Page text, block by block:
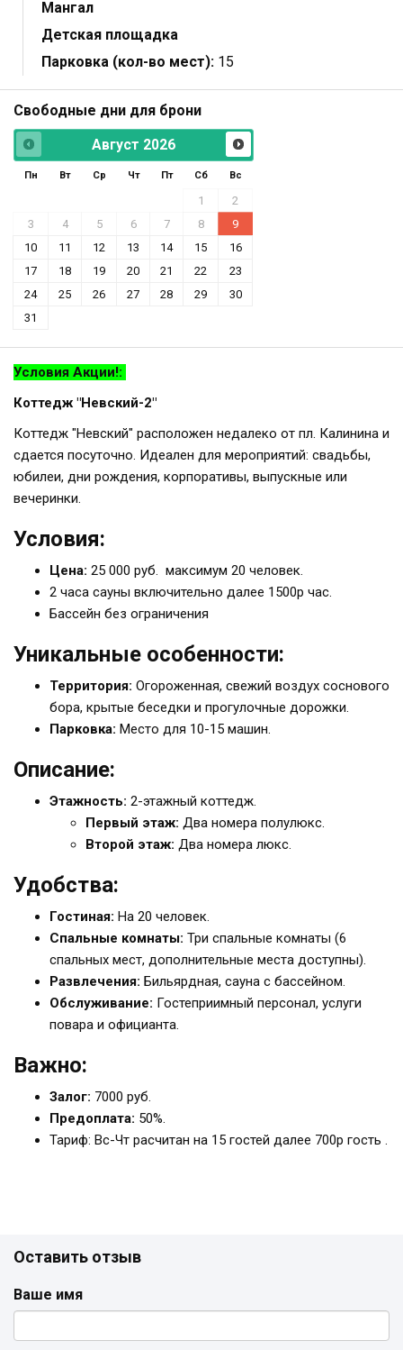
Мангал
Детская площадка
Парковка (кол-во мест): 15
Свободные дни для брони
Август 2026
Пн Вт Ср Чт Пт Сб Вс
1
2
3
4 5 6 7 8
9
10
11 12 13 14 15
16
17
18 19 20 21 22
23
24
25 26 27 28 29
30
31
Условия Акции!:
Коттедж "Невский-2"
Коттедж "Невский" расположен недалеко от пл. Калинина и
сдается посуточно. Идеален для мероприятий: свадьбы,
юбилеи, дни рождения, корпоративы, выпускные или
вечеринки.
Условия:
Цена: 25 000 руб. максимум 20 человек.
2 часа сауны включительно далее 1500р час.
Бассейн без ограничения
Уникальные особенности:
Территория: Огороженная, свежий воздух соснового
бора, крытые беседки и прогулочные дорожки.
Парковка: Место для 10-15 машин.
Описание:
Этажность: 2-этажный коттедж.
Первый этаж: Два номера полулюкс.
Второй этаж: Два номера люкс.
Удобства:
Гостиная: На 20 человек.
Спальные комнаты: Три спальные комнаты (6
спальных мест, дополнительные места доступны).
Развлечения: Бильярдная, сауна с бассейном.
Обслуживание: Гостеприимный персонал, услуги
повара и официанта.
Важно:
Залог: 7000 руб.
Предоплата: 50%.
Тариф: Вс-Чт расчитан на 15 гостей далее 700р гость .
Оставить отзыв
Ваше имя